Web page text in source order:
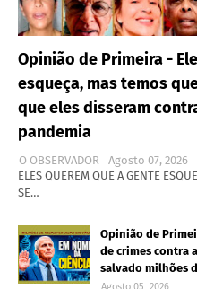
Opinião de Primeira -
esqueça, mas temos
que eles disseram
pandemia
O OBSERVADOR
Agosto 07, 2026
ELES QUEREM QUE A GENTE
SE…
Opinião de
de crimes contra
salvado milhões